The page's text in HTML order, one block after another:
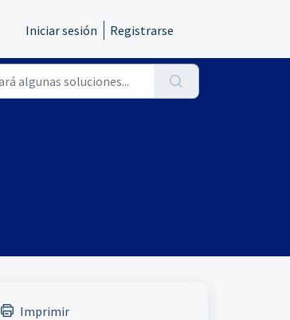
Iniciar sesión Registrarse
Imprimir